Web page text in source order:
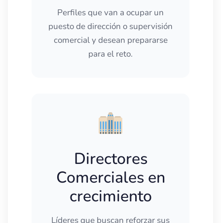
Perfiles que van a ocupar un
puesto de dirección o supervisión
comercial y desean prepararse
para el reto.
Directores
Comerciales en
crecimiento
Líderes que buscan reforzar sus